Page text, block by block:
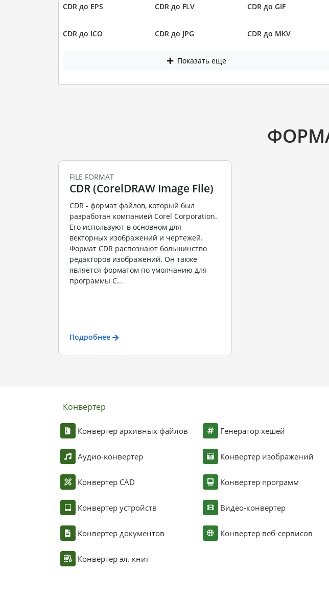
CDR до EPS CDR до FLV CDR до GIF
CDR до ICO CDR до JPG CDR до MKV
Показать еще
FILE FORMAT
CDR (CorelDRAW Image File)
CDR - формат файлов, который был
разработан компанией Corel Corporation.
Его используют в основном для
векторных изображений и чертежей.
Формат CDR распознают большинство
редакторов изображений. Он также
является форматом по умолчанию для
программы C...
Подробнее
Конвертер
Конвертер архивных файлов
Аудио-конвертер
Конвертер CAD
Конвертер устройств
Конвертер документов
Конвертер эл. книг
Генератор хешей
Конвертер изображений
Конвертер программ
Видео-конвертер
Конвертер веб-сервисов